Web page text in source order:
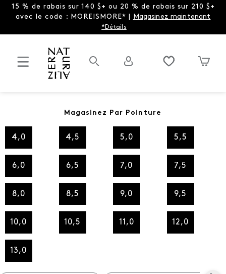
15 % de rabais sur 140 $+ ou 20 % de rabais sur 210 $+
avec le code : MOREISMORE* | Magasinez maintenant
*Détails
Magasinez Par Pointure
4,0 4,5 5,0 5,5
6,0 6,5 7,0 7,5
8,0 8,5 9,0 9,5
10,0 10,5 11,0 12,0
13,0